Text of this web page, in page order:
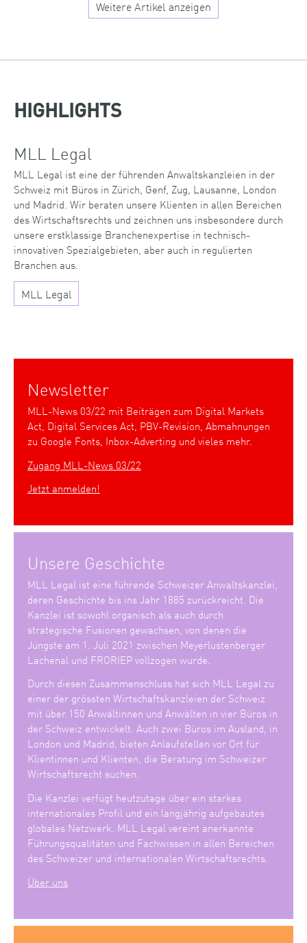
Weitere Artikel anzeigen
HIGHLIGHTS
MLL Legal
MLL Legal ist eine der führenden Anwaltskanzleien in der
Schweiz mit Büros in Zürich, Genf, Zug, Lausanne, London
und Madrid. Wir beraten unsere Klienten in allen Bereichen
des Wirtschaftsrechts und zeichnen uns insbesondere durch
unsere erstklassige Branchenexpertise in technisch-
innovativen Spezialgebieten, aber auch in regulierten
Branchen aus.
MLL Legal
Newsletter
MLL-News 03/22 mit Beiträgen zum Digital Markets
Act, Digital Services Act, PBV-Revision, Abmahnungen
zu Google Fonts, Inbox-Adverting und vieles mehr.
Zugang MLL-News 03/22
Jetzt anmelden!
Unsere Geschichte
MLL Legal ist eine führende Schweizer Anwaltskanzlei,
deren Geschichte bis ins Jahr 1885 zurückreicht. Die
Kanzlei ist sowohl organisch als auch durch
strategische Fusionen gewachsen, von denen die
Jüngste am 1. Juli 2021 zwischen Meyerlustenberger
Lachenal und FRORIEP vollzogen wurde.
Durch diesen Zusammenschluss hat sich MLL Legal zu
einer der grössten Wirtschaftskanzleien der Schweiz
mit über 150 Anwältinnen und Anwälten in vier Büros in
der Schweiz entwickelt. Auch zwei Büros im Ausland, in
London und Madrid, bieten Anlaufstellen vor Ort für
Klientinnen und Klienten, die Beratung im Schweizer
Wirtschaftsrecht suchen.
Die Kanzlei verfügt heutzutage über ein starkes
internationales Profil und ein langjährig aufgebautes
globales Netzwerk. MLL Legal vereint anerkannte
Führungsqualitäten und Fachwissen in allen Bereichen
des Schweizer und internationalen Wirtschaftsrechts.
Über uns